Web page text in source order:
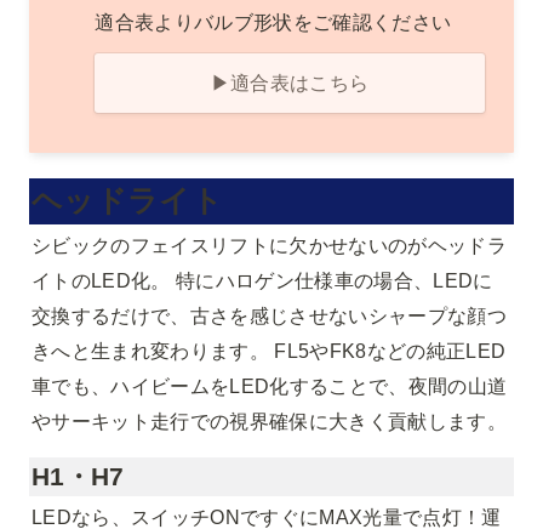
適合表よりバルブ形状をご確認ください
▶適合表はこちら
ヘッドライト
シビックのフェイスリフトに欠かせないのがヘッドラ
イトのLED化。 特にハロゲン仕様車の場合、LEDに
交換するだけで、古さを感じさせないシャープな顔つ
きへと生まれ変わります。 FL5やFK8などの純正LED
車でも、ハイビームをLED化することで、夜間の山道
やサーキット走行での視界確保に大きく貢献します。
H1・H7
LEDなら、スイッチONですぐにMAX光量で点灯！運